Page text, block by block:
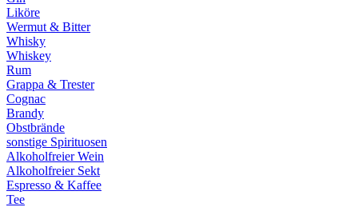
Liköre
Wermut & Bitter
Whisky
Whiskey
Rum
Grappa & Trester
Cognac
Brandy
Obstbrände
sonstige Spirituosen
Alkoholfreier Wein
Alkoholfreier Sekt
Espresso & Kaffee
Tee